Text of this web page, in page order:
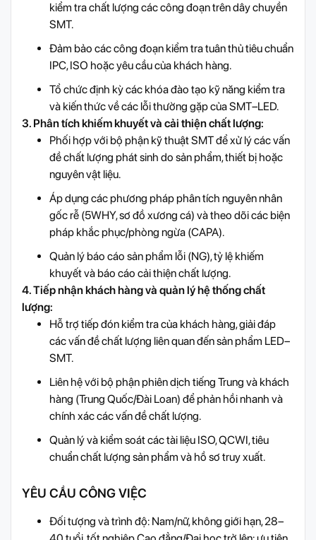
kiểm tra chất lượng các công đoạn trên dây chuyền
SMT.
Đảm bảo các công đoạn kiểm tra tuân thủ tiêu chuẩn
IPC, ISO hoặc yêu cầu của khách hàng.
Tổ chức định kỳ các khóa đào tạo kỹ năng kiểm tra
và kiến thức về các lỗi thường gặp của SMT–LED.
3. Phân tích khiếm khuyết và cải thiện chất lượng:
Phối hợp với bộ phận kỹ thuật SMT để xử lý các vấn
đề chất lượng phát sinh do sản phẩm, thiết bị hoặc
nguyên vật liệu.
Áp dụng các phương pháp phân tích nguyên nhân
gốc rễ (5WHY, sơ đồ xương cá) và theo dõi các biện
pháp khắc phục/phòng ngừa (CAPA).
Quản lý báo cáo sản phẩm lỗi (NG), tỷ lệ khiếm
khuyết và báo cáo cải thiện chất lượng.
4. Tiếp nhận khách hàng và quản lý hệ thống chất
lượng:
Hỗ trợ tiếp đón kiểm tra của khách hàng, giải đáp
các vấn đề chất lượng liên quan đến sản phẩm LED–
SMT.
Liên hệ với bộ phận phiên dịch tiếng Trung và khách
hàng (Trung Quốc/Đài Loan) để phản hồi nhanh và
chính xác các vấn đề chất lượng.
Quản lý và kiểm soát các tài liệu ISO, QCWI, tiêu
chuẩn chất lượng sản phẩm và hồ sơ truy xuất.
YÊU CẦU CÔNG VIỆC
Đối tượng và trình độ: Nam/nữ, không giới hạn, 28–